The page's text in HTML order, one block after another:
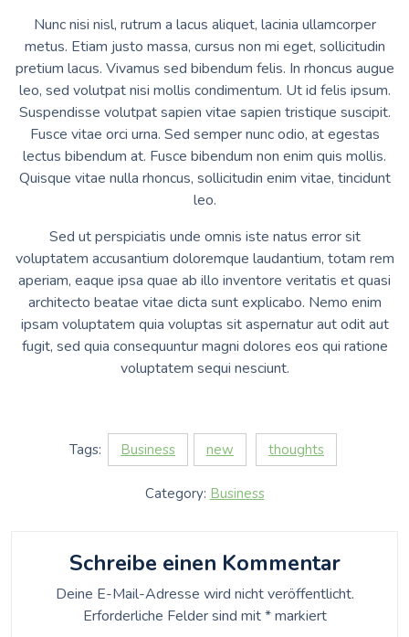
Nunc nisi nisl, rutrum a lacus aliquet, lacinia ullamcorper
metus. Etiam justo massa, cursus non mi eget, sollicitudin
pretium lacus. Vivamus sed bibendum felis. In rhoncus augue
leo, sed volutpat nisi mollis condimentum. Ut id felis ipsum.
Suspendisse volutpat sapien vitae sapien tristique suscipit.
Fusce vitae orci urna. Sed semper nunc odio, at egestas
lectus bibendum at. Fusce bibendum non enim quis mollis.
Quisque vitae nulla rhoncus, sollicitudin enim vitae, tincidunt
leo.
Sed ut perspiciatis unde omnis iste natus error sit
voluptatem accusantium doloremque laudantium, totam rem
aperiam, eaque ipsa quae ab illo inventore veritatis et quasi
architecto beatae vitae dicta sunt explicabo. Nemo enim
ipsam voluptatem quia voluptas sit aspernatur aut odit aut
fugit, sed quia consequuntur magni dolores eos qui ratione
voluptatem sequi nesciunt.
Tags: Business new thoughts
Category: Business
Schreibe einen Kommentar
Deine E-Mail-Adresse wird nicht veröffentlicht.
Erforderliche Felder sind mit*markiert